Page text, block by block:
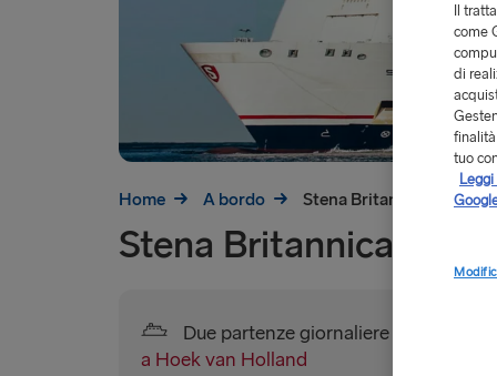
Home A bordo Stena Britannica
Stena Britannica
Due partenze giornaliere sulla rotta
a Hoek van Holland
Il
come
di
tuo